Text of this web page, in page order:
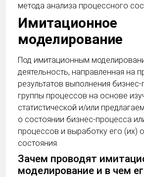
метода анализа процессного
Имитационное
моделирование
Под имитационным
деятельность, направленная на
результатов выполнения
группы процессов на основе
статистической и/или
о состоянии бизнес-процесса
процессов и выработку его (их)
состояния.
Зачем проводят
моделирование и в чем